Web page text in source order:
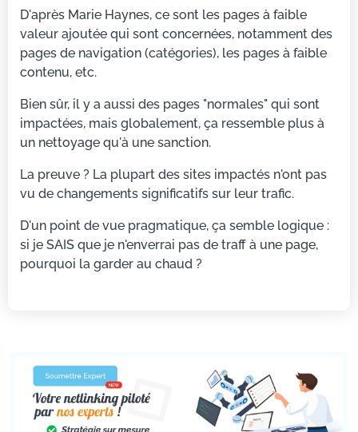
D'après Marie Haynes, ce sont les pages à faible
valeur ajoutée qui sont concernées, notamment des
pages de navigation (catégories), les pages à faible
contenu, etc.
Bien sûr, il y a aussi des pages "normales" qui sont
impactées, mais globalement, ça ressemble plus à
un nettoyage qu'à une sanction.
La preuve ? La plupart des sites impactés n'ont pas
vu de changements significatifs sur leur trafic.
D'un point de vue pragmatique, ça semble logique :
si je SAIS que je n'enverrai pas de traff à une page,
pourquoi la garder au chaud ?